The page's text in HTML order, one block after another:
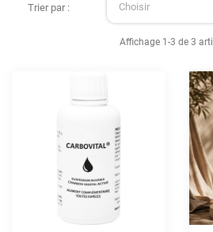
Trier par : Choisir
Affichage 1-3 de 3